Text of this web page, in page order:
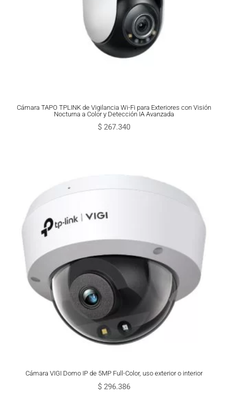
Cámara TAPO TPLINK de Vigilancia Wi-Fi para Exteriores con Visión
Nocturna a Color y Detección IA Avanzada
$ 267.340
Cámara VIGI Domo IP de 5MP Full-Color, uso exterior o interior
$ 296.386